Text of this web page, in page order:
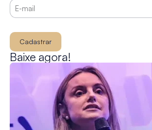
Cadastrar
Baixe agora!